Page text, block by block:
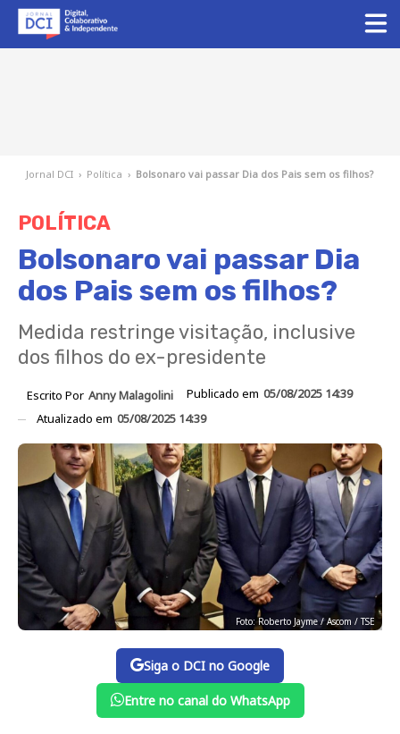
Jornal DCI › Política › Bolsonaro vai passar Dia dos Pais sem os filhos?
POLÍTICA
Bolsonaro vai passar Dia
dos Pais sem os filhos?
Medida restringe visitação, inclusive
dos filhos do ex-presidente
Escrito Por Anny Malagolini Publicado em 05/08/2025 14:39
Atualizado em 05/08/2025 14:39
Foto: Roberto Jayme / Ascom / TSE
Siga o DCI no Google
Entre no canal do WhatsApp